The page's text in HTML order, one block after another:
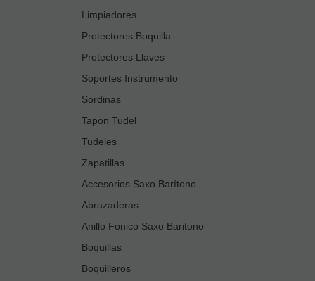
Limpiadores
Protectores Boquilla
Protectores Llaves
Soportes Instrumento
Sordinas
Tapon Tudel
Tudeles
Zapatillas
Accesorios Saxo Barítono
Abrazaderas
Anillo Fonico Saxo Baritono
Boquillas
Boquilleros